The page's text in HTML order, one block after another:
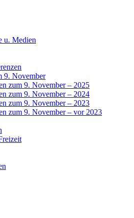
u. Medien
9. November
zum 9. November – 2025
zum 9. November – 2024
zum 9. November – 2023
zum 9. November – vor 2023